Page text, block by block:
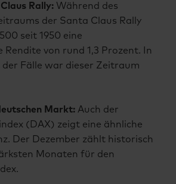
Rally: Während des
der Santa Claus Rally
seit 1950 eine
von rund 1,3 Prozent. In
Fälle war dieser Zeitraum
Markt: Auch der
(DAX) zeigt eine ähnliche
Der Dezember zählt historisch
Monaten für den